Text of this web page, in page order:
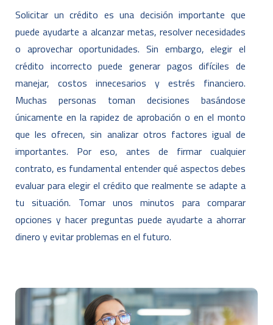
Solicitar un crédito es una decisión importante que
puede ayudarte a alcanzar metas, resolver necesidades
o aprovechar oportunidades. Sin embargo, elegir el
crédito incorrecto puede generar pagos difíciles de
manejar, costos innecesarios y estrés financiero.
Muchas personas toman decisiones basándose
únicamente en la rapidez de aprobación o en el monto
que les ofrecen, sin analizar otros factores igual de
importantes. Por eso, antes de firmar cualquier
contrato, es fundamental entender qué aspectos debes
evaluar para elegir el crédito que realmente se adapte a
tu situación. Tomar unos minutos para comparar
opciones y hacer preguntas puede ayudarte a ahorrar
dinero y evitar problemas en el futuro.